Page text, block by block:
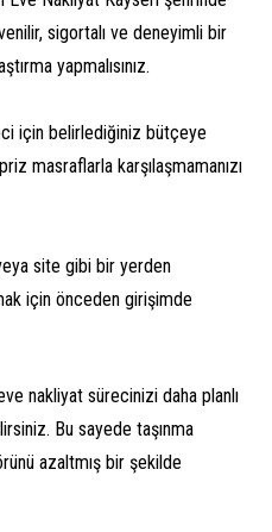
sigortalı ve deneyimli bir
yapmalısınız.
için belirlediğiniz bütçeye
masraflarla karşılaşmamanızı
site gibi bir yerden
için önceden girişimde
nakliyat sürecinizi daha planlı
Bu sayede taşınma
azaltmış bir şekilde